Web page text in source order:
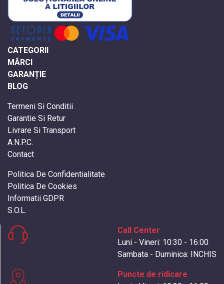
CATEGORII
MĂRCI
GARANȚIE
BLOG
Termeni Si Conditii
Garantie Si Retur
Livrare Si Transport
A.N.P.C.
Contact
Politica De Confidentialitate
Politica De Cookies
Informatii GDPR
S.O.L.
Call Center
Luni - Vineri: 10:30 - 16:00
Sambata - Duminica: INCHIS
Puncte de ridicare